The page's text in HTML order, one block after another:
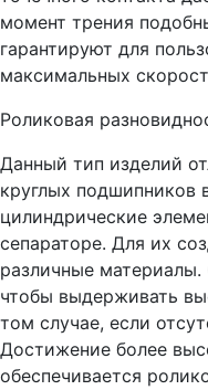
момент трения
гарантируют для
максимальных
Роликовая
Данный тип изделий
круглых подшипников
цилиндрические
сепараторе. Для их
различные
чтобы выдерживать
том случае, если
Достижение более
обеспечивается